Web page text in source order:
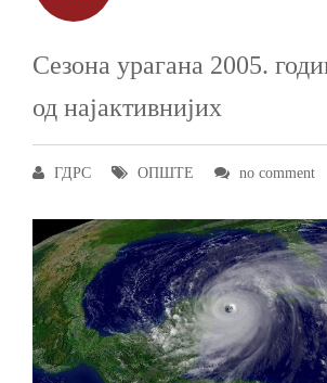
Сезона урагана 2005.
од најактивнијих
ГДРС ОПШТЕ no comment